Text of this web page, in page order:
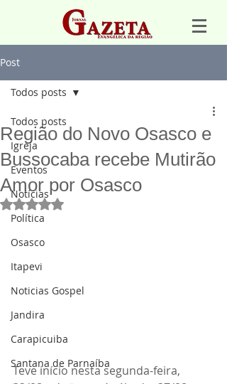
Post
Todos posts
Igreja
Eventos
Notícias
Política
Osasco
Itapevi
Noticias Gospel
Jandira
Carapicuiba
Santana de Parnaíba
Todos posts
Região do Novo Osasco e
Bussocaba recebe Mutirão
Amor por Osasco
Avaliado com NaN de 5 estrelas.
Teve início nesta segunda-feira,